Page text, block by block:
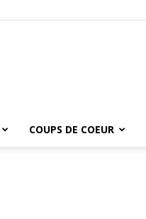
COUPS DE COEUR